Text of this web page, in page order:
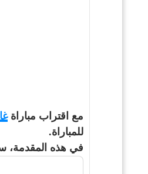
مع اقتراب مباراة
للمباراة.
في هذه المقدمة،